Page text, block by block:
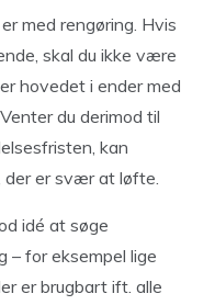
med rengøring. Hvis
skal du ikke være
hovedet i ender med
du derimod til
kan
der er svær at løfte.
idé at søge
– for eksempel lige
er brugbart ift. alle